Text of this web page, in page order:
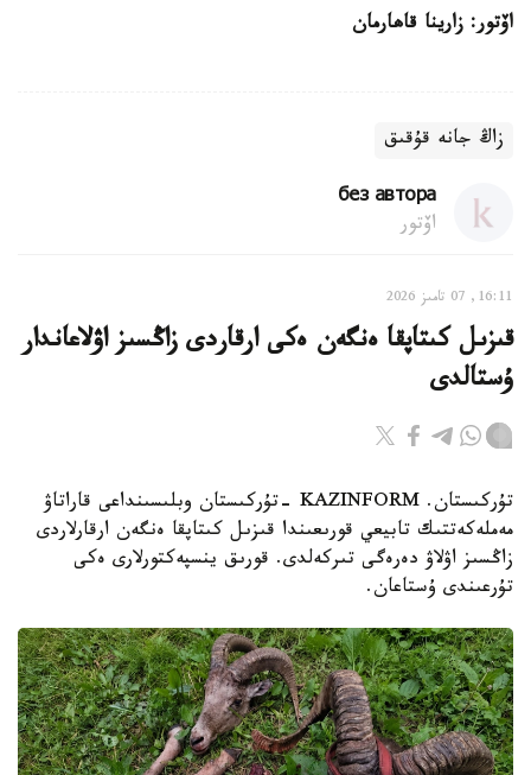
اۆتور: زارينا قاھارمان
زاڭ جانە قۇقىق
без автора
اۆتور
16:11, 07 تامىز 2026
قىزىل كىتاپقا ەنگەن ەكى ارقاردى زاڭسىز اۋلاعاندار
ۇستالدى
تۇركىستان. KAZINFORM -تۇركىستان وبلىسىنداعى قاراتاۋ
مەملەكەتتىك تابيعي قورىعىندا قىزىل كىتاپقا ەنگەن ارقارلاردى
زاڭسىز اۋلاۋ دەرەگى تىركەلدى. قورىق ينسپەكتورلارى ەكى
تۇرعىندى ۇستاعان.